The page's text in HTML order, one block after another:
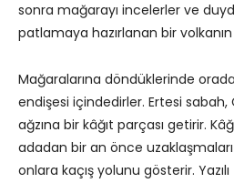
sonra mağarayı incelerler ve
patlamaya hazırlanan bir
Mağaralarına döndüklerinde
endişesi içindedirler. Ertesi sabah,
ağzına bir kâğıt parçası getirir.
adadan bir an önce
onlara kaçış yolunu gösterir.